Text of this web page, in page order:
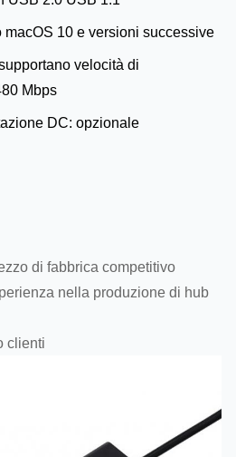
macOS 10 e versioni successive
velocità di
Mbps
DC: opzionale
di fabbrica competitivo
nella produzione di hub
clienti